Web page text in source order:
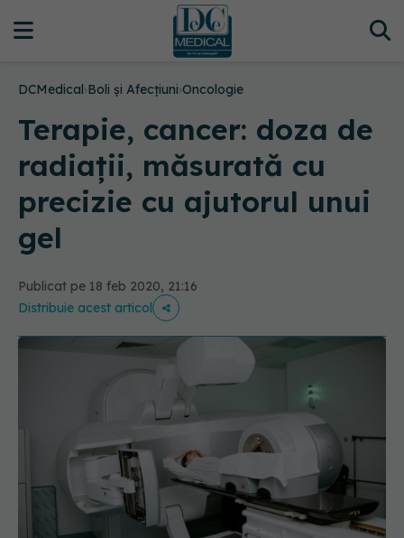
DCMedical›Boli și Afecțiuni›Oncologie
Terapie, cancer: doza de
radiații, măsurată cu
precizie cu ajutorul unui
gel
Publicat pe 18 feb 2020, 21:16
Distribuie acest articol